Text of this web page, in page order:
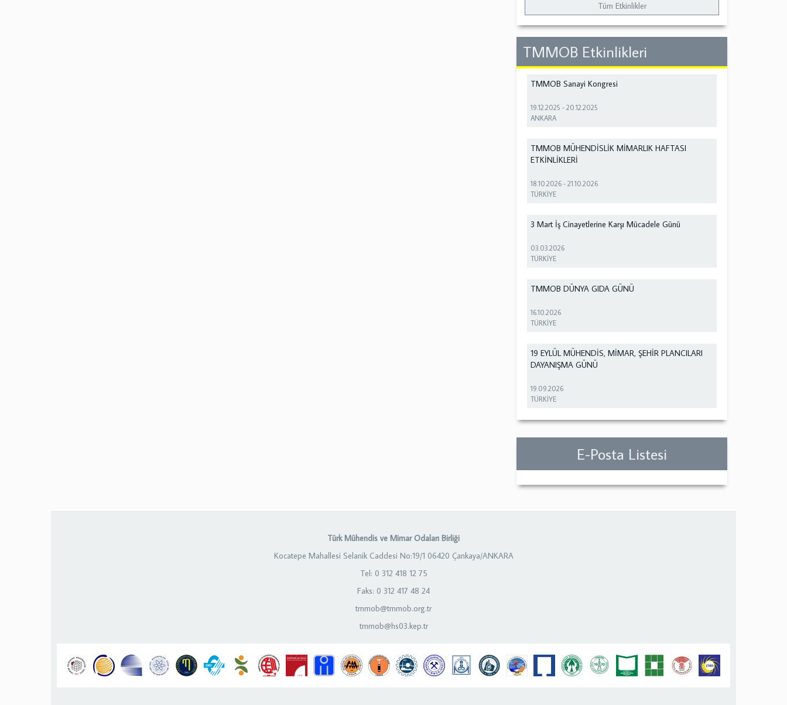
Tüm Etkinlikler
TMMOB Etkinlikleri
TMMOB Sanayi Kongresi
19.12.2025 -20.12.2025
ANKARA
TMMOB MÜHENDİSLİK MİMARLIK HAFTASI
ETKİNLİKLERİ
18.10.2026 -21.10.2026
TÜRKİYE
3 Mart İş Cinayetlerine Karşı Mücadele Günü
03.03.2026
TÜRKİYE
TMMOB DÜNYA GIDA GÜNÜ
16.10.2026
TÜRKİYE
19 EYLÜL MÜHENDİS, MİMAR, ŞEHİR PLANCILARI
DAYANIŞMA GÜNÜ
19.09.2026
TÜRKİYE
E-Posta Listesi
Türk Mühendis ve Mimar Odaları Birliği
Kocatepe Mahallesi Selanik Caddesi No:19/1 06420 Çankaya/ANKARA
Tel: 0 312 418 12 75
Faks: 0 312 417 48 24
tmmob@tmmob.org.tr
tmmob@hs03.kep.tr